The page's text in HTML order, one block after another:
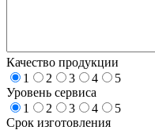
Качество продукции
1
2 3 4
5
Уровень сервиса
1
2 3 4
5
Срок изготовления